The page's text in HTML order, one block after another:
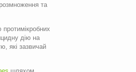
та
протимікробних
дію на
які зазвичай
шляхом